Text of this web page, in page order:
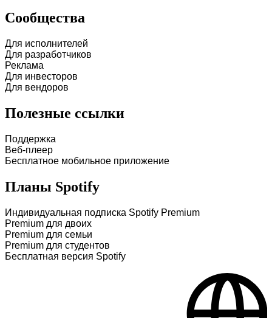
Сообщества
Для исполнителей
Для разработчиков
Реклама
Для инвесторов
Для вендоров
Полезные ссылки
Поддержка
Веб-плеер
Бесплатное мобильное приложение
Планы Spotify
Индивидуальная подписка Spotify Premium
Premium для двоих
Premium для семьи
Premium для студентов
Бесплатная версия Spotify